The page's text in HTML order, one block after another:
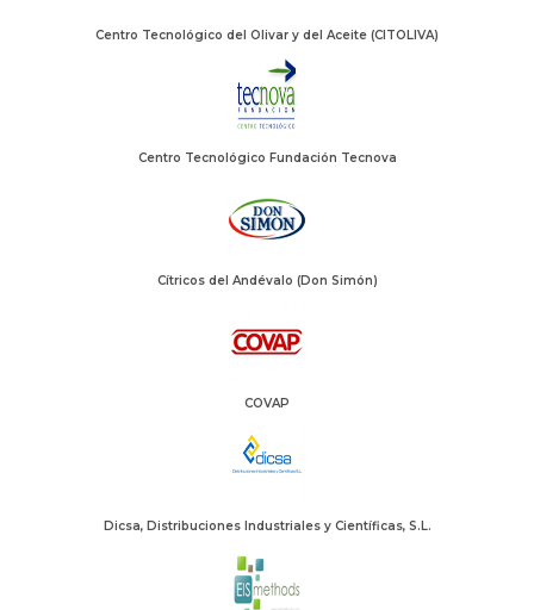
Centro Tecnológico del Olivar y del Aceite (CITOLIVA)
Centro Tecnológico Fundación Tecnova
Cítricos del Andévalo (Don Simón)
COVAP
Dicsa, Distribuciones Industriales y Científicas, S.L.